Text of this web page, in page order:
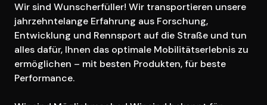
Wir sind Wunscherfüller! Wir transportieren unsere
jahrzehntelange Erfahrung aus Forschung,
Entwicklung und Rennsport auf die Straße und tun
alles dafür, Ihnen das optimale Mobilitätserlebnis zu
ermöglichen – mit besten Produkten, für beste
Performance.